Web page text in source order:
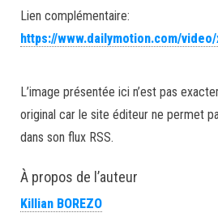
Lien complémentaire:
https://www.dailymotion.com/
L’image présentée ici n’est pas
original car le site éditeur ne permet
dans son flux RSS.
À propos de l’auteur
Killian BOREZO